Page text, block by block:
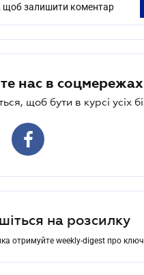
щоб залишити коментар
нас в
щоб бути в курсі усіх
на розсилку
отримуйте weekly-digest про